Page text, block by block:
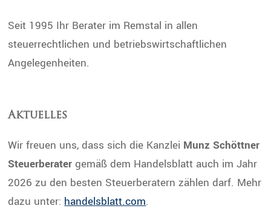
Seit 1995 Ihr Berater im Remstal in allen
steuerrechtlichen und betriebswirtschaftlichen
Angelegenheiten.
Aktuelles
Wir freuen uns, dass sich die Kanzlei Munz Schöttner
Steuerberater gemäß dem Handelsblatt auch im Jahr
2026 zu den besten Steuerberatern zählen darf. Mehr
dazu unter: handelsblatt.com.